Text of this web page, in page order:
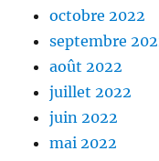
octobre 2022
septembre
août 2022
juillet 2022
juin 2022
mai 2022